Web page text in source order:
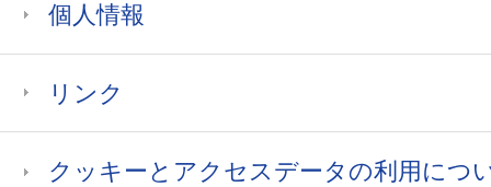
個人情報
リンク
クッキーとアクセスデータの利用につ